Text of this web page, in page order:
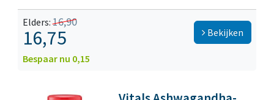
Elders:16,90
16,75
Bespaar nu 0,15
Bekijken